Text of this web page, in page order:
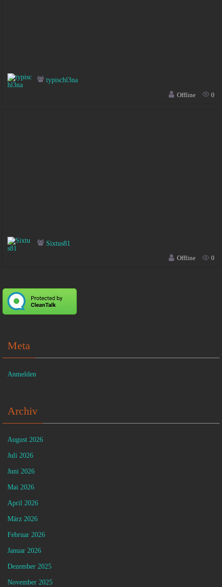
typischl3na
Offline
0
Sixtus81
Offline
0
Meta
Anmelden
Archiv
August 2026
Juli 2026
Juni 2026
Mai 2026
April 2026
März 2026
Februar 2026
Januar 2026
Dezember 2025
November 2025